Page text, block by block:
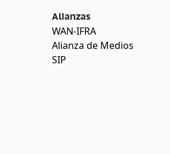
Alianzas
WAN-IFRA
Alianza de Medios
SIP